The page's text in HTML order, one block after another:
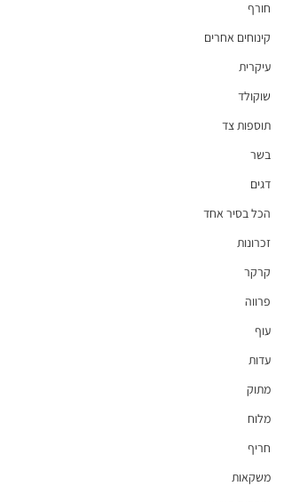
חורף
קינוחים אחרים
עיקרית
שוקולד
תוספות צד
בשר
דגים
הכל בסיר אחד
זכרונות
קרקר
פרווה
עוף
עדות
מתוק
מלוח
חריף
משקאות